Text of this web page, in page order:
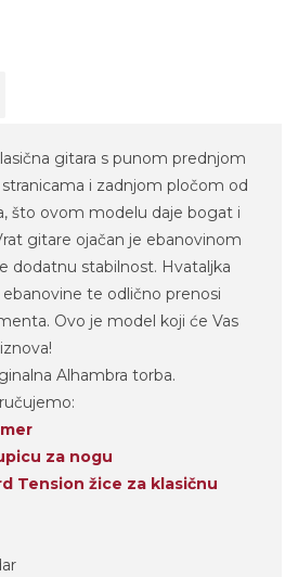
gitara s punom prednjom
i zadnjom pločom od
što ovom modelu daje bogat i
gitare ojačan je ebanovinom
dodatnu stabilnost. Hvataljka
te odlično prenosi
Ovo je model koji će Vas
Alhambra torba.
za nogu
Tension žice za klasičnu